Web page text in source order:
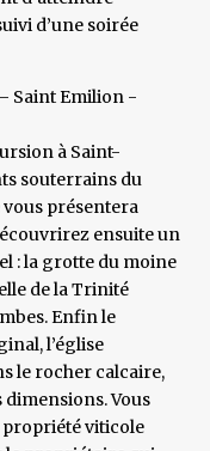
d’une soirée
Saint Emilion -
à Saint-
souterrains du
présentera
ensuite un
: la grotte du moine
de la Trinité
Enfin le
l’église
le rocher calcaire,
dimensions. Vous
viticole